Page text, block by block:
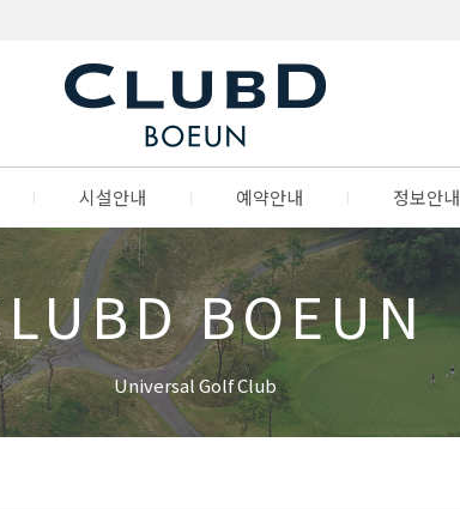
시설안내 예약안내 정보안내
BOEUN
Universal Golf Club